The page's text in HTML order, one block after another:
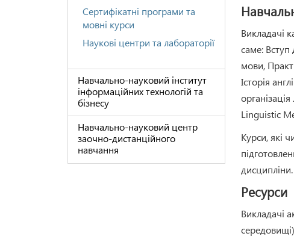
Сертифікатні програми та
мовні курси
Наукові центри та лабораторії
Навчально-науковий інститут
інформаційних технологій та
бізнесу
Навчально-науковий центр
заочно-дистанційного
навчання
Викладачі
саме: Вступ
мови,
Історія
Linguistic
Курси, які
дисципліни.
Ресурси
Викладачі